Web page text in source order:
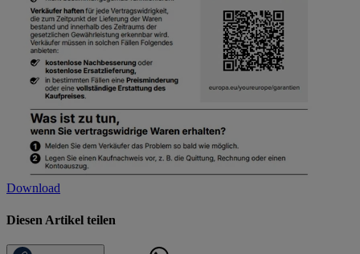
Download
Diesen Artikel teilen